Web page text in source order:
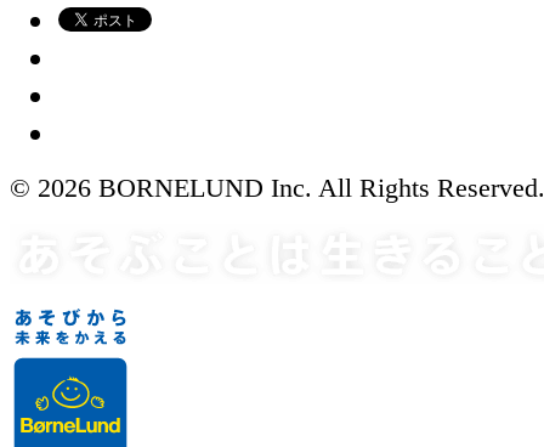
© 2026 BORNELUND Inc. All Rights Reserved.